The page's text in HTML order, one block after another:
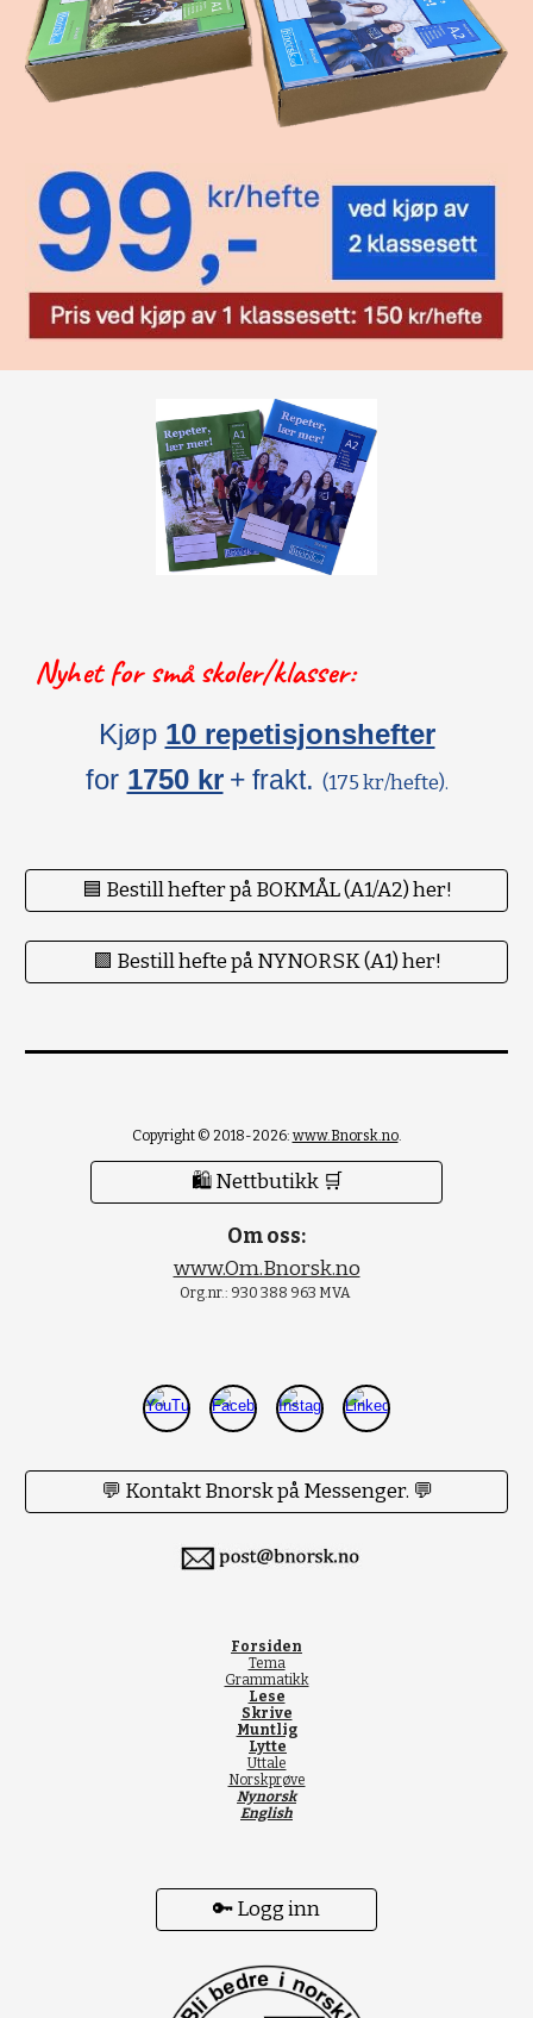
Nyhet for små skoler/klasser:
Kjøp 10 repetisjonshefter
for 1750 kr + frakt. (175 kr/hefte).
🟦 Bestill hefter på BOKMÅL (A1/A2) her!
🟪 Bestill hefte på NYNORSK (A1) her!
Copyright © 2018-2026: www.Bnorsk.no.
🛍 Nettbutikk 🛒
Om oss:
www.Om.Bnorsk.no
Org.nr.: 930 388 963 MVA
💬 Kontakt Bnorsk på Messenger. 💬
Forsiden
Tema
Grammatikk
Lese
Skrive
Muntlig
Lytte
Uttale
Norskprøve
Nynorsk
English
🔑 Logg inn